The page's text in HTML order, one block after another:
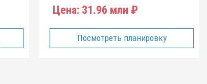
Цена: 31.96 млн ₽
Посмотреть планировку